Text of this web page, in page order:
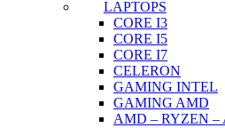
LAPTOPS
CORE I3
CORE I5
CORE I7
CELERON
GAMING INTEL
GAMING AMD
AMD – RYZEN –